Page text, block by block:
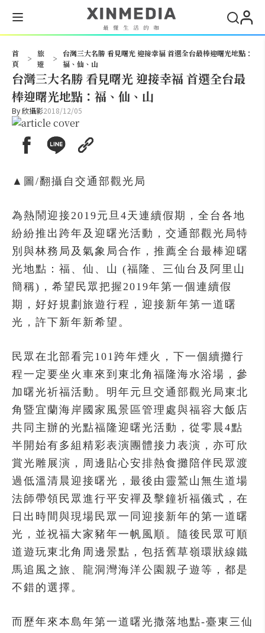
首
頁
>
旅
遊
>
台灣三大名勝 看見曙光 迎接幸福 首選全台最棒迎曙光地點：
福、仙、山
台灣三大名勝 看見曙光 迎接幸福 首選全台最
棒迎曙光地點：福、仙、山
By欣攝影2018/12/05
▲圖/翻攝自交通部觀光局
為熱鬧迎接2019元旦4天連續假期，全台各地
紛紛推出跨年及迎曙光活動，交通部觀光局特
別與林務局及氣象局合作，推薦全台最棒迎曙
光地點：福、仙、山 (福隆、三仙台及阿里山
簡稱)，希望民眾把握2019年第一個連續假
期，好好規劃旅遊行程，迎接新年第一道曙
光，許下新年新希望。
民眾在北部看完101跨年煙火，下一個續攤行
程一定要坐火車來到東北角福隆海水浴場，參
加曙光祈福活動。明年元旦交通部觀光局東北
角暨宜蘭海岸國家風景區管理處與福容大飯店
共同主辦的光點福隆迎曙光活動，從零晨4點
半開始有多組精彩表演團體接力表演，亦可欣
賞光雕展演，周邊貼心安排熱食攤陪伴民眾渡
過低溫清晨迎接曙光，最後由靈鷲山無生道場
法師帶領民眾進行平安禪及擊鐘祈福儀式，在
日出時間與現場民眾一同迎接新年的第一道曙
光，並祝福大家豬年一帆風順。隨後民眾可順
道遊玩東北角周邊景點，包括舊草嶺環狀線鐵
馬追風之旅、龍洞灣海洋公園親子遊等，都是
不錯的選擇。
而歷年來本島年第一道曙光撒落地點-臺東三仙